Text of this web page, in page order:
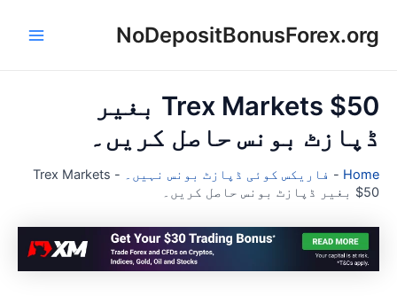
Trex Markets $50 بغیر
بونس حاصل کریں۔
-فاریکس کوئی ڈپازٹ بونس نہیں۔-
Trex Markets
ڈپازٹ بونس حاصل کریں۔